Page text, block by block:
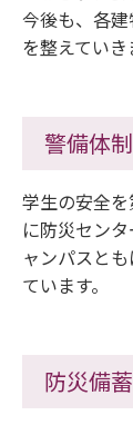
今後も、各
を整えていき
警備体
学生の安全
に防災セン
ャンパスと
ています。
防災備